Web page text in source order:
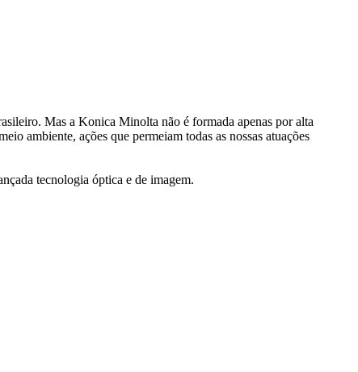
Mas a Konica Minolta não é formada apenas por alta
ambiente, ações que permeiam todas as nossas atuações
tecnologia óptica e de imagem.